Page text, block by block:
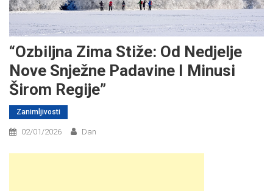
“Ozbiljna Zima Stiže: Od Nedjelje
Nove Snježne Padavine I Minusi
Širom Regije”
Zanimljivosti
02/01/2026 Dan